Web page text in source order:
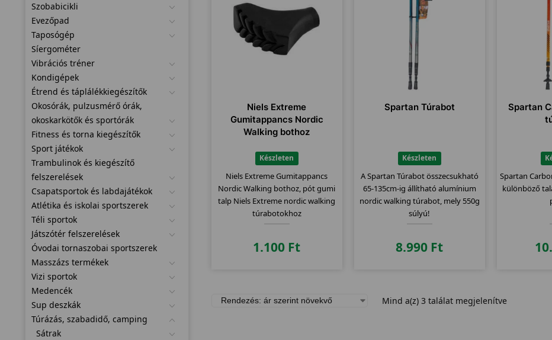
Niels Extreme
Gumitappancs Nordic
Walking bothoz
Készleten
Niels Extreme Gumitappancs
Nordic Walking bothoz, pót gumi
talp Niels Extreme nordic walking
túrabotokhoz
1.100 Ft
Spartan Túrabot
Készleten
A Spartan Túrabot összecsukható
65-135cm-ig állítható alumínium
nordic walking túrabot, mely 550g
súlyú!
8.990 Ft
Spartan
Spartan
különböző
Mind a(z) 3 találat megjelenítve
Szobabicikli
Evezőpad
Taposógép
Síergométer
Vibrációs tréner
Kondigépek
Étrend és táplálékkiegészítők
Okosórák, pulzusmérő órák,
okoskarkötők és sportórák
Fitness és torna kiegészítők
Sport játékok
Trambulinok és kiegészítő
felszerelések
Csapatsportok és labdajátékok
Atlétika és iskolai sportszerek
Téli sportok
Játszótér felszerelések
Óvodai tornaszobai sportszerek
Masszázs termékek
Vizi sportok
Medencék
Sup deszkák
Túrázás, szabadidő, camping
Sátrak